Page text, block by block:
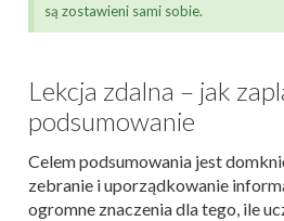
są zostawieni sami sobie.
Lekcja zdalna – jak
podsumowanie
Celem podsumowania jest
zebranie i uporządkowanie
ogromne znaczenia dla tego, ile